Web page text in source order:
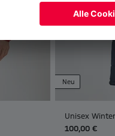
Neu
Unisex
100,00 €